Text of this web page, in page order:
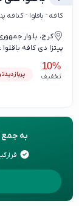
کافه - باقلوا - کنافه
کرج، بلوار
پیتزا دی کافه
10%
تخفیف
به جمع